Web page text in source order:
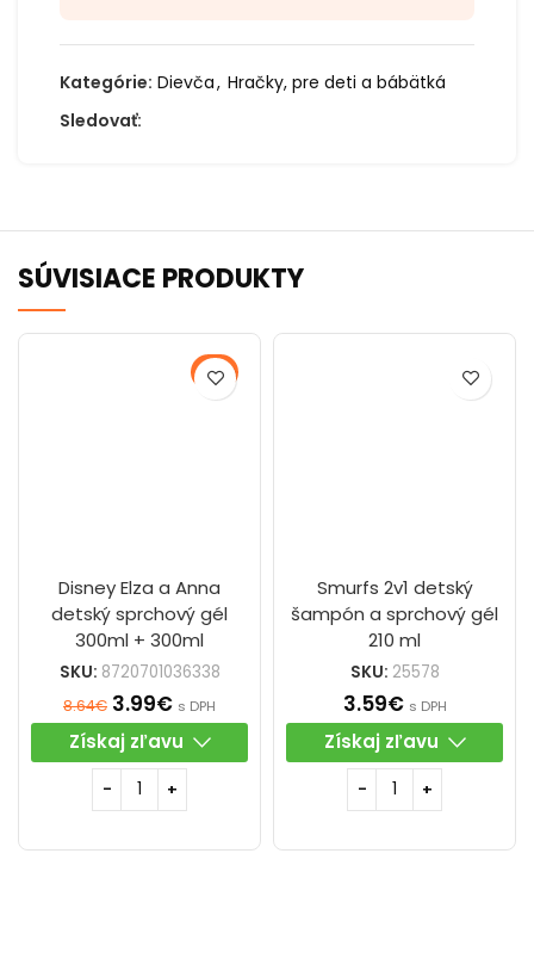
Kategórie: Dievča, Hračky, pre deti a bábätká
Sledovať:
SÚVISIACE PRODUKTY
-54%
Disney Elza a Anna
detský sprchový gél
300ml + 300ml
SKU: 8720701036338
8.64€ 3.99€ s DPH
Získaj zľavu
Smurfs 2v1 detský
šampón a sprchový gél
210 ml
SKU: 25578
3.59€ s DPH
Získaj zľavu